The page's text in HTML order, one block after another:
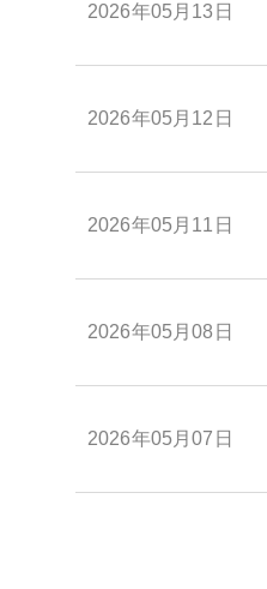
2026年05月13日
2026年05月12日
2026年05月11日
2026年05月08日
2026年05月07日